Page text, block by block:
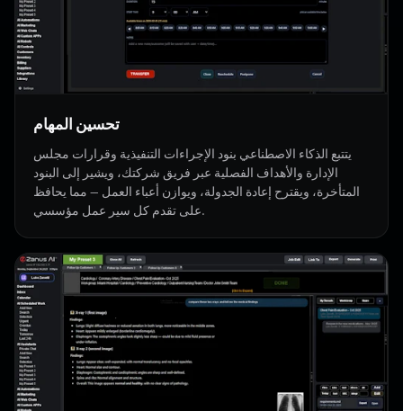
تحسين المهام
يتتبع الذكاء الاصطناعي بنود الإجراءات التنفيذية وقرارات مجلس
الإدارة والأهداف الفصلية عبر فريق شركتك، ويشير إلى البنود
المتأخرة، ويقترح إعادة الجدولة، ويوازن أعباء العمل — مما يحافظ
على تقدم كل سير عمل مؤسسي.